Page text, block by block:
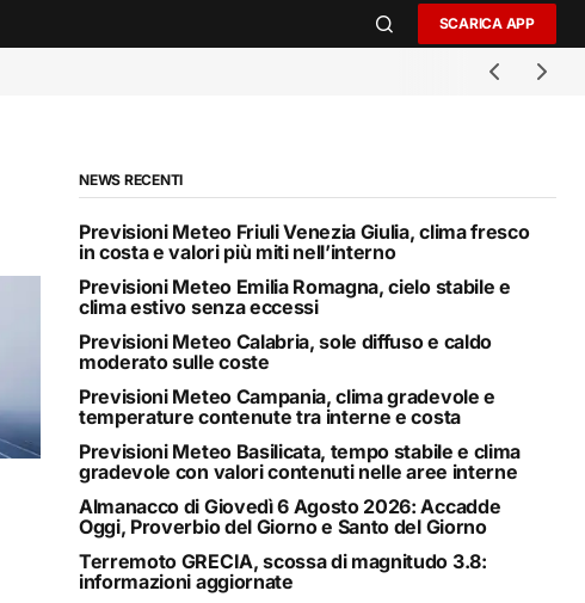
SCARICA APP
NEWS RECENTI
Previsioni Meteo Friuli Venezia Giulia, clima fresco
in costa e valori più miti nell’interno
Previsioni Meteo Emilia Romagna, cielo stabile e
clima estivo senza eccessi
Previsioni Meteo Calabria, sole diffuso e caldo
moderato sulle coste
Previsioni Meteo Campania, clima gradevole e
temperature contenute tra interne e costa
Previsioni Meteo Basilicata, tempo stabile e clima
gradevole con valori contenuti nelle aree interne
Almanacco di Giovedì 6 Agosto 2026: Accadde
Oggi, Proverbio del Giorno e Santo del Giorno
Terremoto GRECIA, scossa di magnitudo 3.8:
informazioni aggiornate